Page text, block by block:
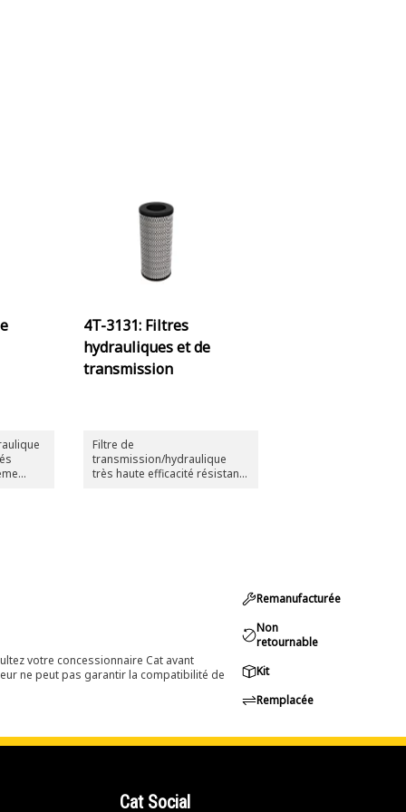
4T-3131: Filtres
hydrauliques et de
transmission
Filtre de
transmission/hydraulique
très haute efficacité résistant
votre concessionnaire Cat avant
ne peut pas garantir la compatibilité de
Remanufacturée
Non
retournable
Kit
Remplacée
Cat Social